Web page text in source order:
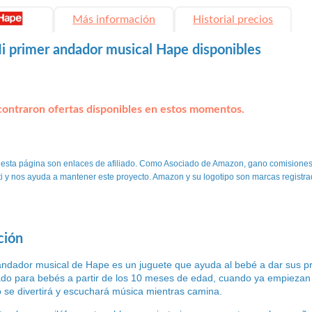
Más información Historial precios
primer andador musical Hape disponibles
ofertas disponibles en estos momentos.
página son enlaces de afiliado. Como Asociado de Amazon, gano
y nos ayuda a mantener este proyecto. Amazon y su logotipo son marcas
musical de Hape es un juguete que ayuda al bebé a dar sus
para bebés a partir de los 10 meses de edad, cuando ya
se divertirá y escuchará música mientras camina.